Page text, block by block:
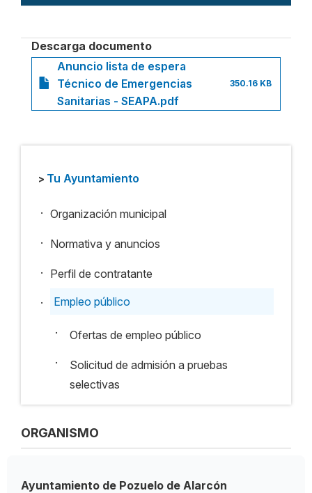
Descarga documento
Anuncio lista de espera
Técnico de Emergencias
Sanitarias - SEAPA.pdf
350.16 KB
> Tu Ayuntamiento
. Organización municipal
. Normativa y anuncios
. Perfil de contratante
.
Empleo público
·
Ofertas de empleo público
·
Solicitud de admisión a pruebas
selectivas
ORGANISMO
Ayuntamiento de Pozuelo de Alarcón